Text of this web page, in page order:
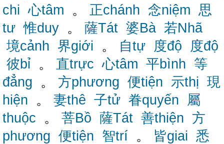
chi 心tâm 。 正chánh 念niệm 思
tư 惟duy 。 薩Tát 婆Bà 若Nhã
境cảnh 界giới 。 自tự 度độ
度độ
彼bỉ 。 直trực 心tâm 平bình 等
đẳng 。 方phương 便tiện 示thị 現
hiện 。 妻thê 子tử 眷quyến
屬
thuộc 。 菩Bồ 薩Tát 善thiện 方
phương 便tiện 智trí 。 皆giai 悉